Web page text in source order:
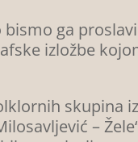
ga
izložbe
skupina
–